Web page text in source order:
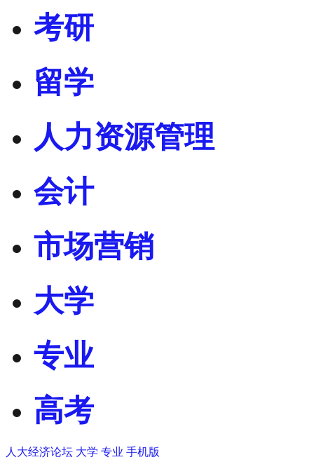
考研
留学
人力资源管理
会计
市场营销
大学
专业
高考
人大经济论坛 大学 专业 手机版